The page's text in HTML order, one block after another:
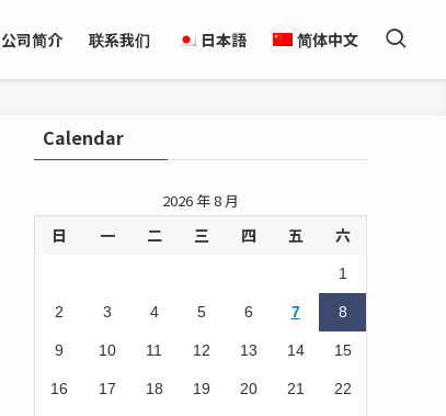
公司简介 联系我们 日本語 简体中文
Calendar
2026 年 8 月
日 一 二 三 四 五 六
1
2 3 4 5 6 7 8
9 10 11 12 13 14 15
16 17 18 19 20 21 22